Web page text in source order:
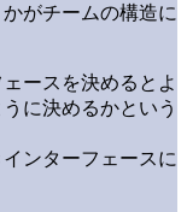
がチームの構造に
ースを決めるとよ
に決めるかという
ンターフェースに